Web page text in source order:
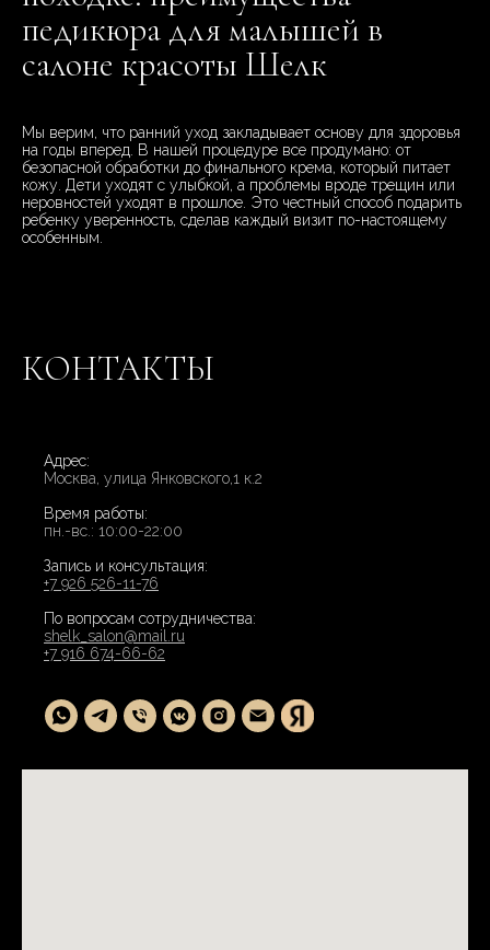
педикюра для малышей в
салоне красоты Шелк
Мы верим, что ранний уход закладывает основу для здоровья
на годы вперед. В нашей процедуре все продумано: от
безопасной обработки до финального крема, который питает
кожу. Дети уходят с улыбкой, а проблемы вроде трещин или
неровностей уходят в прошлое. Это честный способ подарить
ребенку уверенность, сделав каждый визит по-настоящему
особенным.
КОНТАКТЫ
Адрес:
Москва, улица Янковского,1 к.2
Время работы:
пн.-вс.: 10:00-22:00
Запись и консультация:
+7 926 526-11-76
По вопросам сотрудничества:
shelk_salon@mail.ru
+7 916 674-66-62